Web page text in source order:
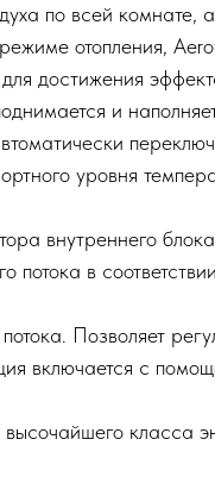
по всей комнате,
отопления,
достижения
и
уровня
внутреннего
потока в
Позволяет
включается с
класса